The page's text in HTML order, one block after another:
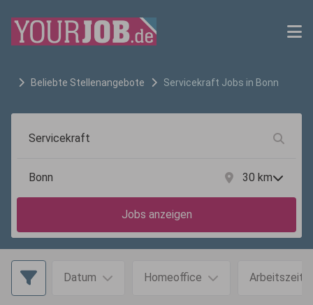
Beliebte Stellenangebote Servicekraft Jobs in Bonn
30 km
Jobs anzeigen
Datum Homeoffice Arbeitszeit